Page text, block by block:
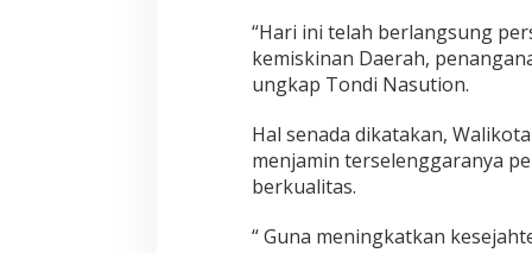
u
r
n
a
e
n
g
e
a
“Hari ini telah berlangsung
kemiskinan Daerah,
ungkap Tondi Nasution.
Hal senada dikatakan,
menjamin terselenggaranya
berkualitas.
“ Guna meningkatkan